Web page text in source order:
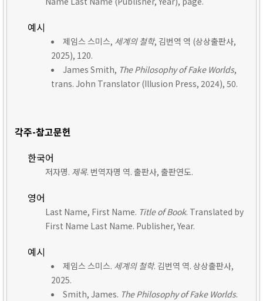
예시
제임스 스미스, 세계의 철학, 김번역 역 (상상출판사,
2025), 120.
James Smith, The Philosophy of Fake Worlds,
trans. John Translator (Illusion Press, 2024), 50.
각주-참고문헌
한국어
저자명. 제목. 번역자명 역. 출판사, 출판연도.
영어
Last Name, First Name. Title of Book. Translated by
First Name Last Name. Publisher, Year.
예시
제임스 스미스. 세계의 철학. 김번역 역. 상상출판사,
2025.
Smith, James. The Philosophy of Fake Worlds.